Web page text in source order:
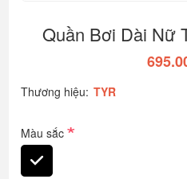
Quần Bơi Dài Nữ
Thương hiệu: TYR
Màu sắc*